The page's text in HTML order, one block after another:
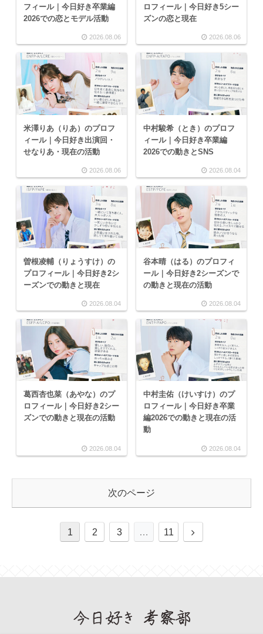
フィール｜今日好き卒業編
2026での恋とモデル活動
2026.08.06
ロフィール｜今日好き5シー
ズンの恋と現在
2026.08.06
米澤りあ（りあ）のプロフ
ィール｜今日好き出演回・
せなりあ・現在の活動
2026.08.06
中村駿希（とき）のプロフ
ィール｜今日好き卒業編
2026での動きとSNS
2026.08.04
曽根凌輔（りょうすけ）の
プロフィール｜今日好き2シ
ーズンでの動きと現在
2026.08.04
谷本晴（はる）のプロフィ
ール｜今日好き2シーズンで
の動きと現在の活動
2026.08.04
葛西杏也菜（あやな）のプ
ロフィール｜今日好き2シー
ズンでの動きと現在の活動
2026.08.04
中村圭佑（けいすけ）のプ
ロフィール｜今日好き卒業
編2026での動きと現在の活
動
2026.08.04
次のページ
1 2 3 … 11